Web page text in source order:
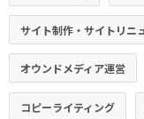
サイト制作・サイトリニ
オウンドメディア運営
コピーライティング